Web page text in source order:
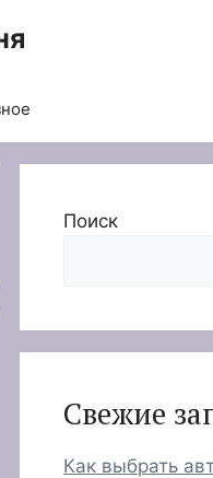
Поиск
Свежие
Как выбрать